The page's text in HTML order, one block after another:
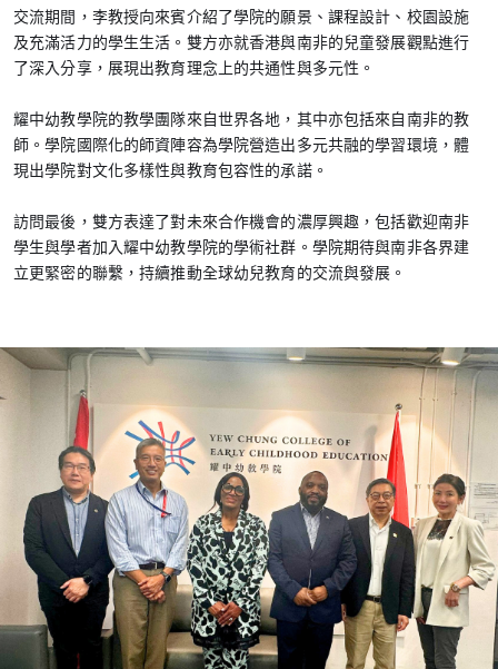
交流期間，李教授向來賓介紹了學院的願景、課程設計、校園設施
及充滿活力的學生生活。雙方亦就香港與南非的兒童發展觀點進行
了深入分享，展現出教育理念上的共通性與多元性。
耀中幼教學院的教學團隊來自世界各地，其中亦包括來自南非的教
師。學院國際化的師資陣容為學院營造出多元共融的學習環境，體
現出學院對文化多樣性與教育包容性的承諾。
訪問最後，雙方表達了對未來合作機會的濃厚興趣，包括歡迎南非
學生與學者加入耀中幼教學院的學術社群。學院期待與南非各界建
立更緊密的聯繫，持續推動全球幼兒教育的交流與發展。